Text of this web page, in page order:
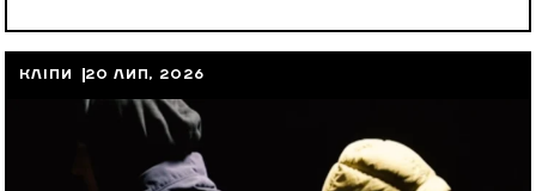
КЛІПИ 20 ЛИП, 2026